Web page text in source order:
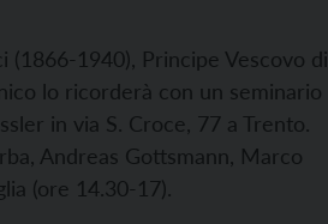
(1866-1940), Principe Vescovo di
lo ricorderà con un seminario
in via S. Croce, 77 a Trento.
Andreas Gottsmann, Marco
(ore 14.30-17).